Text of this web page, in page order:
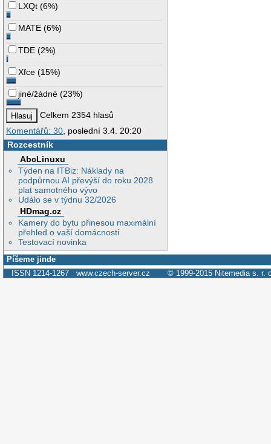
LXQt (6%)
MATE (6%)
TDE (2%)
Xfce (15%)
jiné/žádné (23%)
Celkem 2354 hlasů
Komentářů: 30 , poslední 3.4. 20:20
Rozcestník
AbcLinuxu
Týden na ITBiz: Náklady na
podpůrnou AI převýší do roku 2028
plat samotného vývo
Událo se v týdnu 32/2026
HDmag.cz
Kamery do bytu přinesou maximální
přehled o vaší domácnosti
Testovací novinka
Píšeme jinde
ISSN 1214-1267 www.czech-server.cz © 1999-2015 Nitemedia s. r.